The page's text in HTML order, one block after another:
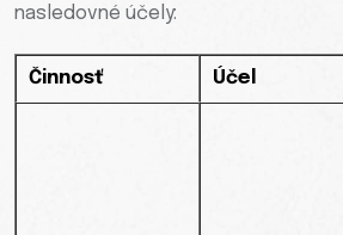
nasledovné účely:
Činnosť Účel